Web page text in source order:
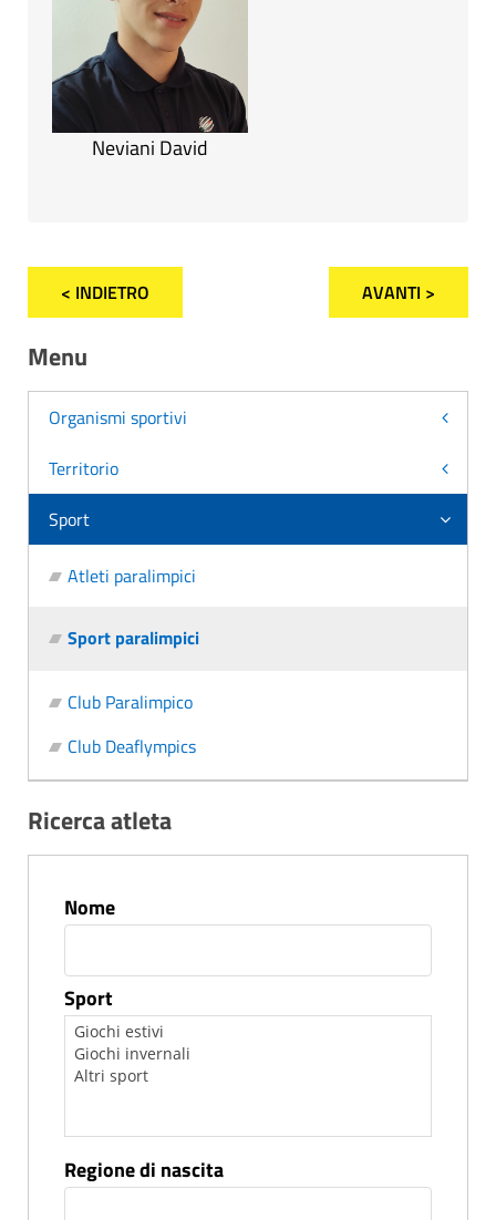
Neviani David
< INDIETRO AVANTI >
Menu
Organismi sportivi
Territorio
Sport
Atleti paralimpici
Sport paralimpici
Club Paralimpico
Club Deaflympics
Ricerca atleta
Nome
Sport
Regione di nascita